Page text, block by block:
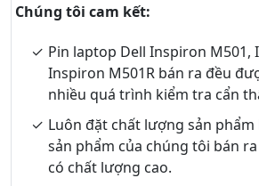
Chúng tôi cam kết:
Pin laptop Dell Inspiron M501,
Inspiron M501R bán ra đều
nhiều quá trình kiểm tra cẩn
Luôn đặt chất lượng sản phẩm
sản phẩm của chúng tôi bán
có chất lượng cao.